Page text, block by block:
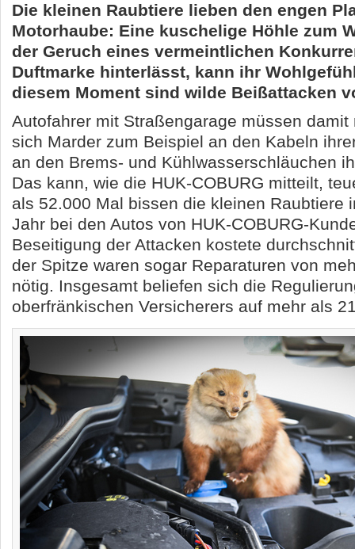
Die kleinen Raubtiere lieben den engen
Motorhaube: Eine kuschelige Höhle zum
der Geruch eines vermeintlichen
Duftmarke hinterlässt, kann ihr
diesem Moment sind wilde Beißattacken
Autofahrer mit Straßengarage müssen damit
sich Marder zum Beispiel an den Kabeln
an den Brems- und Kühlwasserschläuchen
Das kann, wie die HUK-COBURG mitteilt,
als 52.000 Mal bissen die kleinen Raubtiere
Jahr bei den Autos von HUK-COBURG-
Beseitigung der Attacken kostete
der Spitze waren sogar Reparaturen von
nötig. Insgesamt beliefen sich die
oberfränkischen Versicherers auf mehr als